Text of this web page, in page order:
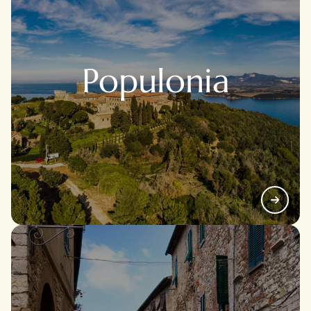
il pane, frantoi, botteghe e abitazioni originali che
raccontano la vita quotidiana degli operai dell’epoca.
Per chi desidera approfondire la storia e la geologia
del territorio, il parco ospita il Museo Mineralogico e
Archeominerario, con reperti storici e una vasta
collezione di minerali locali, e, presso ilPozzo Earle,
ilMuseo dei Minatorie ilMuseo delle Macchine
Minerarie, che illustrano tecniche, strumenti e
macchinari utilizzati nel corso dei secoli.
Palazzo Pretorio
Costruito nel XIII secolo, si affaccia sulla piazza
principale del borgo. È uno degli edifici più antichi e
rappresentativi di Campiglia Marittima. Ospitava la
sede del potere civile e giudiziario e ancora oggi
conserva stemmi, lapidi e iscrizioni storiche.
La Rocca di Campiglia
Populonia